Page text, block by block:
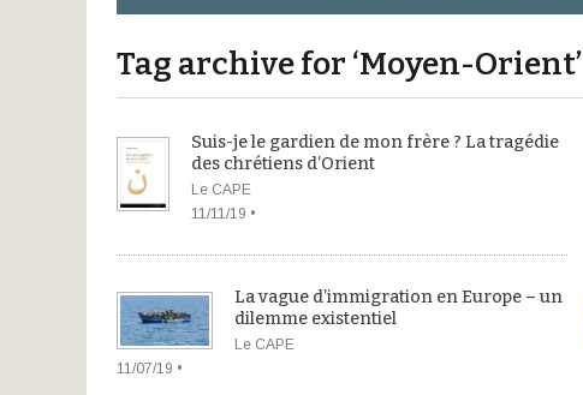
Tag archive for ‘Moyen-Orient’
Suis-je le gardien de mon frère ? La tragédie
des chrétiens d’Orient
Le CAPE
11/11/19 •
La vague d’immigration en Europe – un
dilemme existentiel
Le CAPE
11/07/19 •